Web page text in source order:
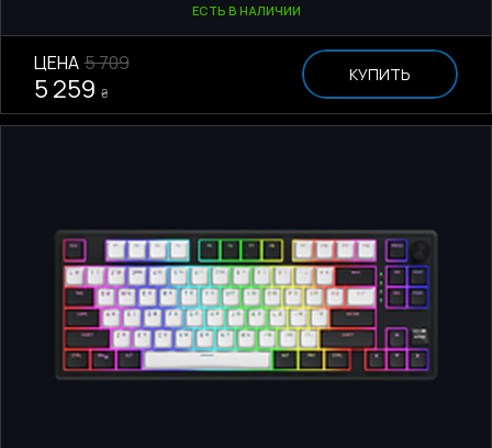
ЕСТЬ В НАЛИЧИИ
ЦЕНА 5 709
5 259 ₴
КУПИТЬ